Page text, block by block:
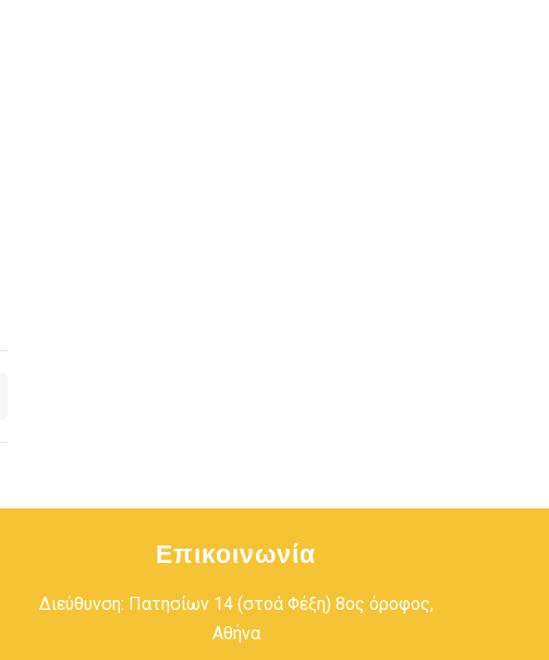
Επικοινωνία
Διεύθυνση: Πατησίων 14 (στοά Φέξη) 8ος όροφος,
Αθήνα